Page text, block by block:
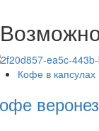
Кофе в капсулах